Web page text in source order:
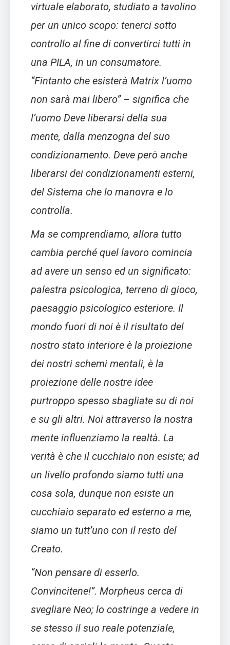
virtuale elaborato, studiato a tavolino
per un unico scopo: tenerci sotto
controllo al fine di convertirci tutti in
una PILA, in un consumatore.
“Fintanto che esisterà Matrix l’uomo
non sarà mai libero” – significa che
l’uomo Deve liberarsi della sua
mente, dalla menzogna del suo
condizionamento. Deve però anche
liberarsi dei condizionamenti esterni,
del Sistema che lo manovra e lo
controlla.
Ma se comprendiamo, allora tutto
cambia perché quel lavoro comincia
ad avere un senso ed un significato:
palestra psicologica, terreno di gioco,
paesaggio psicologico esteriore. Il
mondo fuori di noi è il risultato del
nostro stato interiore è la proiezione
dei nostri schemi mentali, è la
proiezione delle nostre idee
purtroppo spesso sbagliate su di noi
e su gli altri. Noi attraverso la nostra
mente influenziamo la realtà. La
verità è che il cucchiaio non esiste; ad
un livello profondo siamo tutti una
cosa sola, dunque non esiste un
cucchiaio separato ed esterno a me,
siamo un tutt’uno con il resto del
Creato.
“Non pensare di esserlo.
Convincitene!”. Morpheus cerca di
svegliare Neo; lo costringe a vedere in
se stesso il suo reale potenziale,